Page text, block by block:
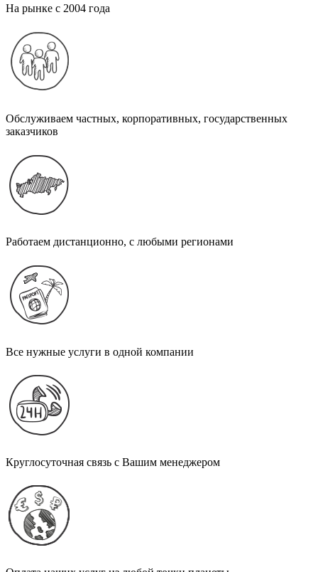
На рынке с 2004 года
Обслуживаем частных, корпоративных, государственных
заказчиков
Работаем дистанционно, с любыми регионами
Все нужные услуги в одной компании
Круглосуточная связь с Вашим менеджером